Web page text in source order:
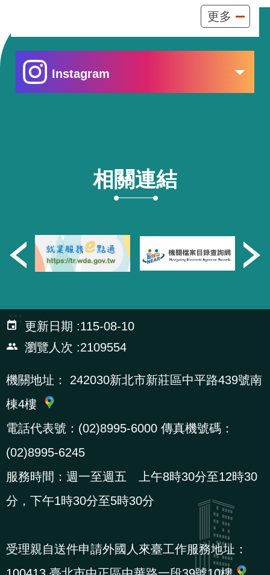
更多
Instagram
相關連結
:::
更新日期
115-08-10
瀏覽人次
2109554
機關地址：
242030新北市新莊區中平路439號南
棟4樓
電話代表號：(02)8995-6000 傳真機號碼：
(02)8995-6245
服務時間：週一至週五 上午8時30分至12時30
分，下午1時30分至5時30分
受理親自送件申請外國人來臺工作服務地址：